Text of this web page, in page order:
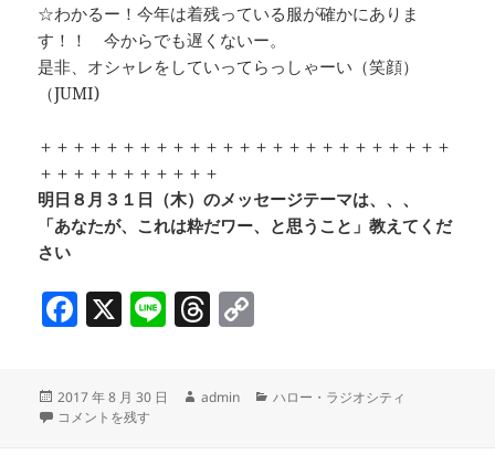
☆わかるー！今年は着残っている服が確かにありま
す！！ 今からでも遅くないー。
是非、オシャレをしていってらっしゃーい（笑顔）
（JUMI)
＋＋＋＋＋＋＋＋＋＋＋＋＋＋＋＋＋＋＋＋＋＋＋＋＋
＋＋＋＋＋＋＋＋＋＋＋
明日８月３１日（木）のメッセージテーマは、、、
「あなたが、これは粋だワー、と思うこと」教えてくだ
さい
F
c
e
X Li T
re
a
p
y
投
稿
2017 年 8 月 30 日
作
admin
カ
ハロー・ラジオシティ
Art Focus @ Tokyo & ワークショップ「大人の光るどろだんごづくり
コメントを残す